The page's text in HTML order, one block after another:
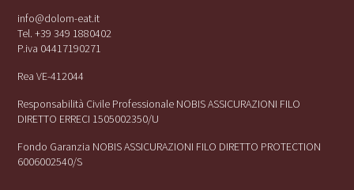
info@dolom-eat.it
Tel. +39 349 1880402
P.iva 04417190271
Rea VE-412044
Responsabilità Civile Professionale NOBIS ASSICURAZIONI FILO
DIRETTO ERRECI 1505002350/U
Fondo Garanzia NOBIS ASSICURAZIONI FILO DIRETTO PROTECTION
6006002540/S